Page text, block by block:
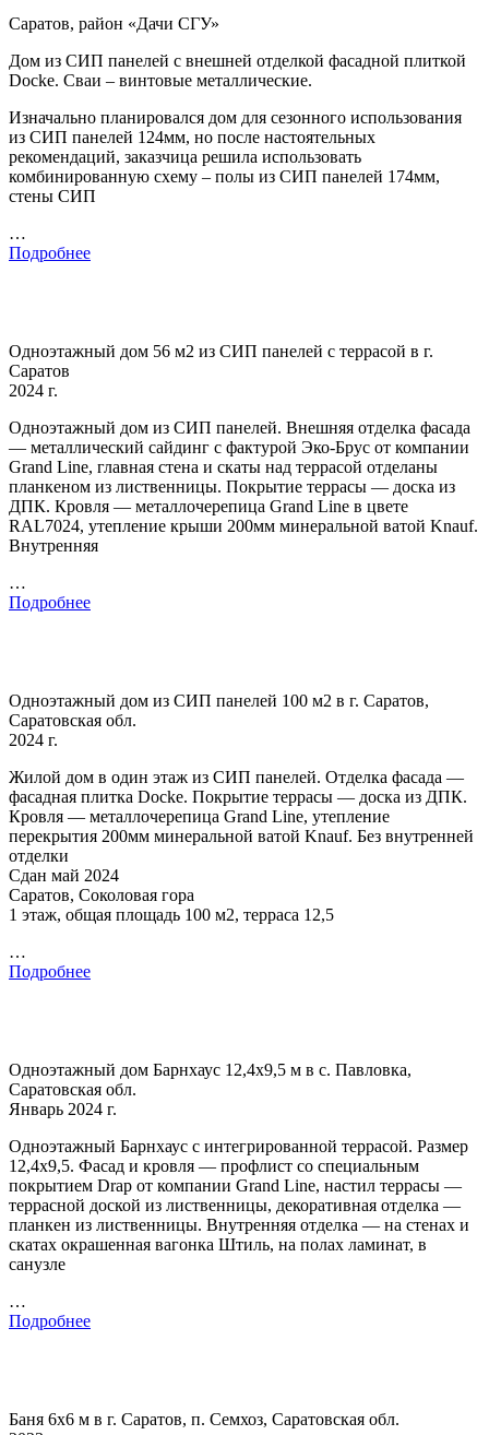
Саратов, район «Дачи СГУ»
Дом из СИП панелей с внешней отделкой фасадной плиткой
Docke. Сваи – винтовые металлические.
Изначально планировался дом для сезонного использования
из СИП панелей 124мм, но после настоятельных
рекомендаций, заказчица решила использовать
комбинированную схему – полы из СИП панелей 174мм,
стены СИП
…
Подробнее
Одноэтажный дом 56 м2 из СИП панелей с террасой в г.
Саратов
2024 г.
Одноэтажный дом из СИП панелей. Внешняя отделка фасада
— металлический сайдинг с фактурой Эко-Брус от компании
Grand Line, главная стена и скаты над террасой отделаны
планкеном из лиственницы. Покрытие террасы — доска из
ДПК. Кровля — металлочерепица Grand Line в цвете
RAL7024, утепление крыши 200мм минеральной ватой Knauf.
Внутренняя
…
Подробнее
Одноэтажный дом из СИП панелей 100 м2 в г. Саратов,
Саратовская обл.
2024 г.
Жилой дом в один этаж из СИП панелей. Отделка фасада —
фасадная плитка Docke. Покрытие террасы — доска из ДПК.
Кровля — металлочерепица Grand Line, утепление
перекрытия 200мм минеральной ватой Knauf. Без внутренней
отделки
Сдан май 2024
Саратов, Соколовая гора
1 этаж, общая площадь 100 м2, терраса 12,5
…
Подробнее
Одноэтажный дом Барнхаус 12,4х9,5 м в с. Павловка,
Саратовская обл.
Январь 2024 г.
Одноэтажный Барнхаус с интегрированной террасой. Размер
12,4х9,5. Фасад и кровля — профлист со специальным
покрытием Drap от компании Grand Line, настил террасы —
террасной доской из лиственницы, декоративная отделка —
планкен из лиственницы. Внутренняя отделка — на стенах и
скатах окрашенная вагонка Штиль, на полах ламинат, в
санузле
…
Подробнее
Баня 6х6 м в г. Саратов, п. Семхоз, Саратовская обл.